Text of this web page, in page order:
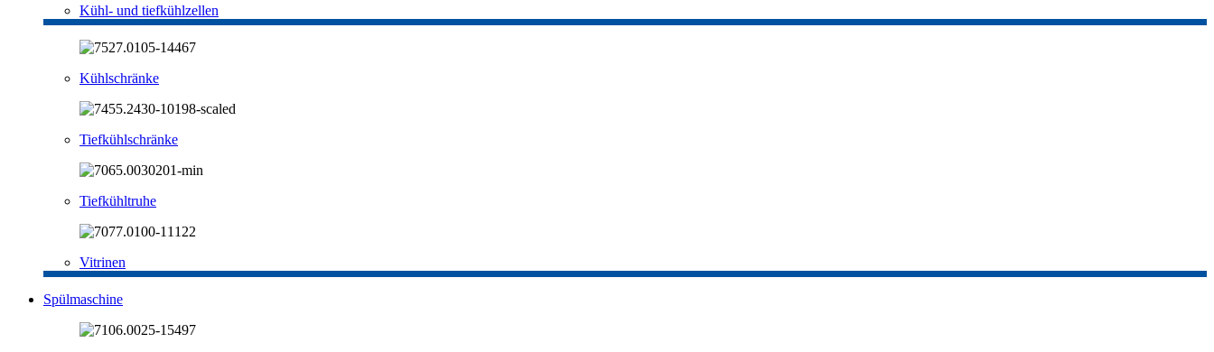
Kühl- und tiefkühlzellen
Kühlschränke
Tiefkühlschränke
Tiefkühltruhe
Vitrinen
Spülmaschine